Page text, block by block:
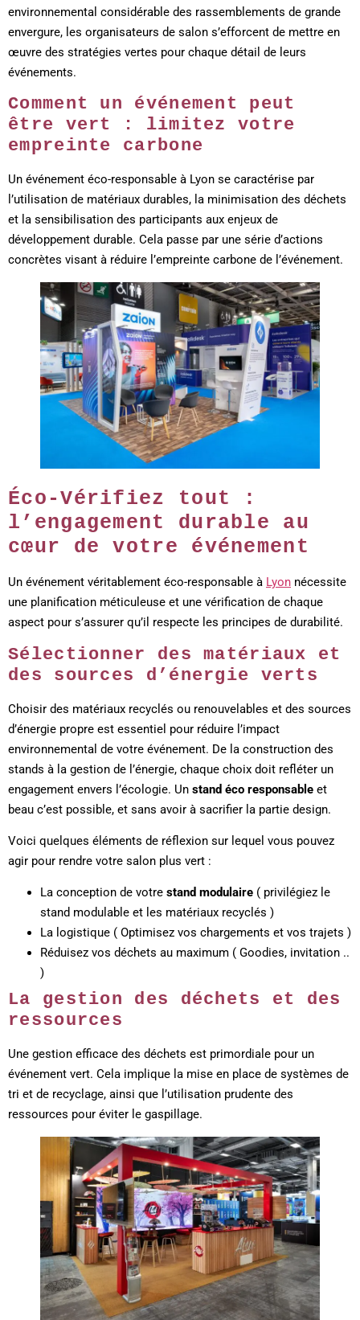
environnemental considérable des rassemblements de grande
envergure, les organisateurs de salon s’efforcent de mettre en
œuvre des stratégies vertes pour chaque détail de leurs
événements.
Comment un événement peut
être vert : limitez votre
empreinte carbone
Un événement éco-responsable à Lyon se caractérise par
l’utilisation de matériaux durables, la minimisation des déchets
et la sensibilisation des participants aux enjeux de
développement durable. Cela passe par une série d’actions
concrètes visant à réduire l’empreinte carbone de l’événement.
Éco-Vérifiez tout :
l’engagement durable au
cœur de votre événement
Un événement véritablement éco-responsable à Lyon nécessite
une planification méticuleuse et une vérification de chaque
aspect pour s’assurer qu’il respecte les principes de durabilité.
Sélectionner des matériaux et
des sources d’énergie verts
Choisir des matériaux recyclés ou renouvelables et des sources
d’énergie propre est essentiel pour réduire l’impact
environnemental de votre événement. De la construction des
stands à la gestion de l’énergie, chaque choix doit refléter un
engagement envers l’écologie. Un stand éco responsable et
beau c’est possible, et sans avoir à sacrifier la partie design.
Voici quelques éléments de réflexion sur lequel vous pouvez
agir pour rendre votre salon plus vert :
La conception de votre stand modulaire ( privilégiez le
stand modulable et les matériaux recyclés )
La logistique ( Optimisez vos chargements et vos trajets )
Réduisez vos déchets au maximum ( Goodies, invitation ..
)
La gestion des déchets et des
ressources
Une gestion efficace des déchets est primordiale pour un
événement vert. Cela implique la mise en place de systèmes de
tri et de recyclage, ainsi que l’utilisation prudente des
ressources pour éviter le gaspillage.